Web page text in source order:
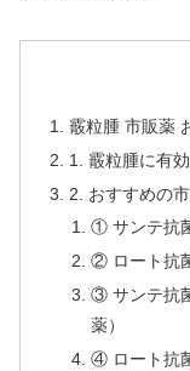
霰粒腫 市販薬
1. 霰粒腫に有
2. おすすめの
① サンテ抗
② ロート抗
③ サンテ抗
薬）
④ ロート抗